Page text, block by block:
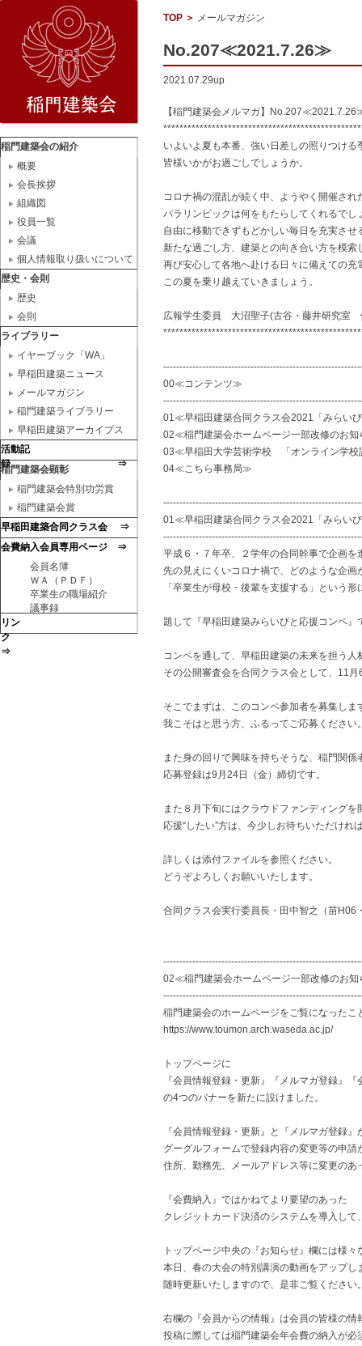
稲門建築会の紹介
概要
会長挨拶
組織図
役員一覧
会議
個人情報取り扱いについて
歴史・会則
歴史
会則
ライブラリー
イヤーブック「WA」
早稲田建築ニュース
メールマガジン
稲門建築ライブラリー
早稲田建築アーカイブス
活動記
録 ⇒
稲門建築会顕彰
稲門建築会特別功労賞
稲門建築会賞
早稲田建築合同クラス会 ⇒
会費納入会員専用ページ ⇒
会員名簿
ＷＡ（ＰＤＦ）
卒業生の職場紹介
議事録
リン
ク
⇒
TOP ＞ メールマガジン
No.207≪2021.7.26≫
2021.07.29up
【稲門建築会メルマガ】
いよいよ夏も本番、強い日差しの照りつける
皆様いかがお過ごしでしょうか。
コロナ禍の混乱が続く中、ようやく開催され
パラリンピックは何をもたらしてくれるでし
自由に移動できずもどかしい毎日を充実させ
新たな過ごし方、建築との向き合い方を模索
再び安心して各地へ赴ける日々に備えての充
この夏を乗り越えていきましょう。
広報学生委員 大沼聖子(古谷・藤井研究室
00≪コンテンツ≫
01≪早稲田建築合同クラス会2021「みらい
02≪稲門建築会ホームページ一部改修のお
03≪早稲田大学芸術学校 「オンライン学校
04≪こちら事務局≫
01≪早稲田建築合同クラス会2021「みらい
平成６・７年卒、２学年の合同幹事で企画
先の見えにくいコロナ禍で、どのような企画
「卒業生が母校・後輩を支援する」という
題して『早稲田建築みらいびと応援コンペ』
コンペを通して、早稲田建築の未来を担う人
その公開審査会を合同クラス会として、11
そこでまずは、このコンペ参加者を募集しま
我こそはと思う方、ふるってご応募ください
また身の回りで興味を持ちそうな、稲門関
応募登録は9月24日（金）締切です。
また８月下旬にはクラウドファンディングを
応援“したい”方は、今少しお待ちいただけれ
詳しくは添付ファイルを参照ください。
どうぞよろしくお願いいたします。
合同クラス会実行委員長・田中智之（苗H06
02≪稲門建築会ホームページ一部改修のお
稲門建築会のホームページをご覧になったこ
https://www.toumon.arch.waseda.ac.jp/
トップページに
『会員情報登録・更新』『メルマガ登録』
の4つのバナーを新たに設けました。
『会員情報登録・更新』と『メルマガ登録』
グーグルフォームで登録内容の変更等の申請
住所、勤務先、メールアドレス等に変更のあ
『会費納入』ではかねてより要望のあった
クレジットカード決済のシステムを導入し
トップページ中央の『お知らせ』欄には様
本日、春の大会の特別講演の動画をアップし
随時更新いたしますので、是非ご覧ください
右欄の『会員からの情報』は会員の皆様の
投稿に際しては稲門建築会年会費の納入が必